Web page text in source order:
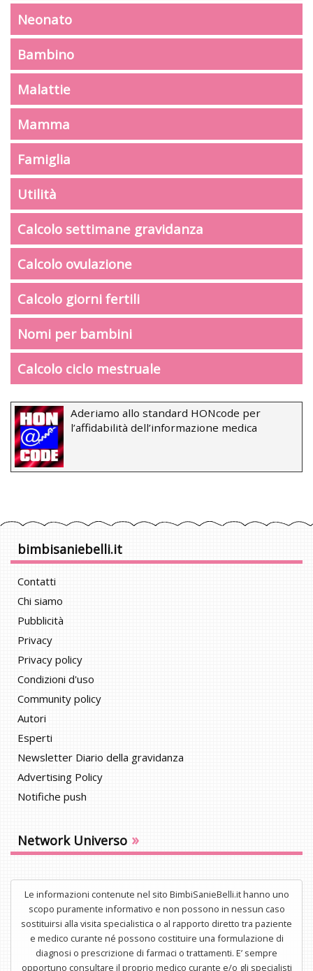
Neonato
Bambino
Malattie
Mamma
Famiglia
Utilità
Calcolo settimane gravidanza
Calcolo ovulazione
Calcolo giorni fertili
Nomi per bambini
Calcolo ciclo mestruale
Aderiamo allo standard HONcode per
l’affidabilità dell’informazione medica
bimbisaniebelli.it
Contatti
Chi siamo
Pubblicità
Privacy
Privacy policy
Condizioni d'uso
Community policy
Autori
Esperti
Newsletter Diario della gravidanza
Advertising Policy
Notifiche push
Network Universo »
Le informazioni contenute nel sito BimbiSanieBelli.it hanno uno
scopo puramente informativo e non possono in nessun caso
sostituirsi alla visita specialistica o al rapporto diretto tra paziente
e medico curante né possono costituire una formulazione di
diagnosi o prescrizione di farmaci o trattamenti. E’ sempre
opportuno consultare il proprio medico curante e/o gli specialisti